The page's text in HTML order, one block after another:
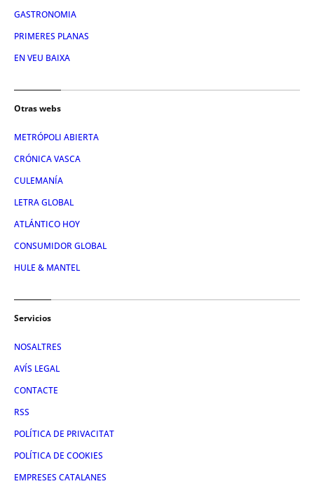
GASTRONOMIA
PRIMERES PLANAS
EN VEU BAIXA
Otras webs
METRÓPOLI ABIERTA
CRÓNICA VASCA
CULEMANÍA
LETRA GLOBAL
ATLÁNTICO HOY
CONSUMIDOR GLOBAL
HULE & MANTEL
Servicios
NOSALTRES
AVÍS LEGAL
CONTACTE
RSS
POLÍTICA DE PRIVACITAT
POLÍTICA DE COOKIES
EMPRESES CATALANES